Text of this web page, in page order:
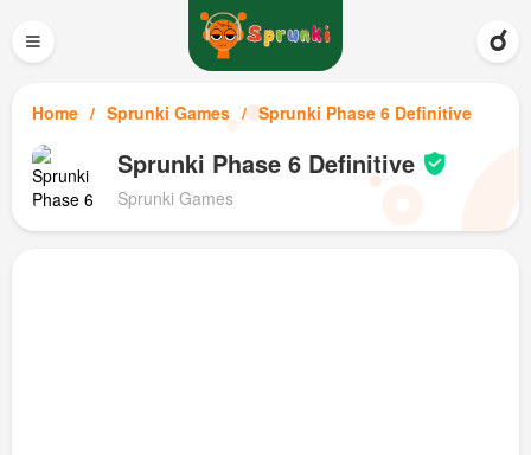
≡
Home Sprunki Games Sprunki Phase 6 Definitive
Sprunki Phase 6 Definitive
Sprunki Games